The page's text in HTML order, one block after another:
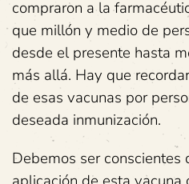
compraron a la
que millón y medio de
desde el presente hasta
más allá. Hay que
de esas vacunas por
deseada inmunización.
Debemos ser conscientes